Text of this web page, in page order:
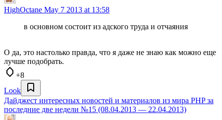
HighOctane May 7 2013 at 13:58
в основном состоит из адского труда и отчаяния
О да, это настолько правда, что я даже не знаю как можно еще
лучше подобрать.
+8
Look
Дайджест интересных новостей и материалов из мира PHP за
последние две недели №15 (08.04.2013 — 22.04.2013)